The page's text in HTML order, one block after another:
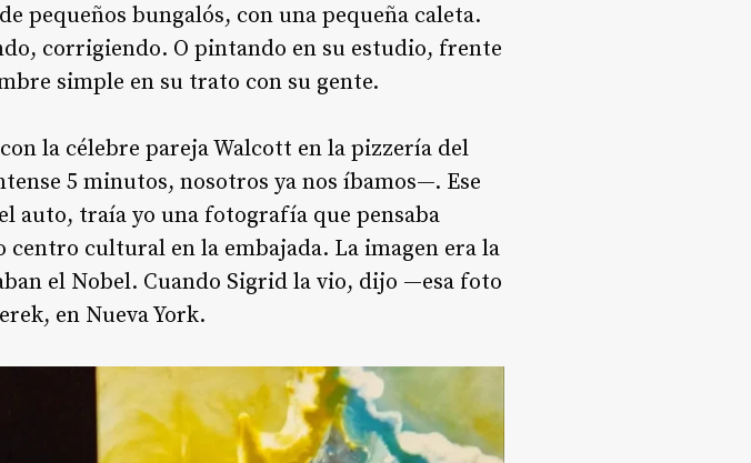
pequeños bungalós, con una pequeña caleta.
corrigiendo. O pintando en su estudio, frente
simple en su trato con su gente.
la célebre pareja Walcott en la pizzería del
5 minutos, nosotros ya nos íbamos—. Ese
auto, traía yo una fotografía que pensaba
cultural en la embajada. La imagen era la
el Nobel. Cuando Sigrid la vio, dijo —esa foto
en Nueva York.